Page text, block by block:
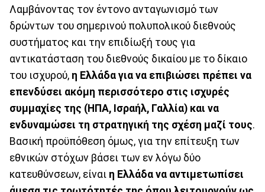
Λαμβάνοντας τον έντονο ανταγωνισμό των
δρώντων του σημερινού πολυπολικού διεθνούς
συστήματος και την επιδίωξή τους για
αντικατάσταση του διεθνούς δικαίου με το δίκαιο
του ισχυρού, η Ελλάδα για να επιβιώσει πρέπει να
επενδύσει ακόμη περισσότερο στις ισχυρές
συμμαχίες της (ΗΠΑ, Ισραήλ, Γαλλία) και να
ενδυναμώσει τη στρατηγική της σχέση μαζί τους.
Βασική προϋπόθεση όμως, για την επίτευξη των
εθνικών στόχων βάσει των εν λόγω δύο
κατευθύνσεων, είναι η Ελλάδα να αντιμετωπίσει